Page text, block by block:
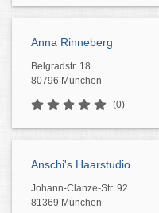
Anna Rinneberg
Belgradstr. 18
80796 München
(0)
Anschi's Haarstudio
Johann-Clanze-Str. 92
81369 München